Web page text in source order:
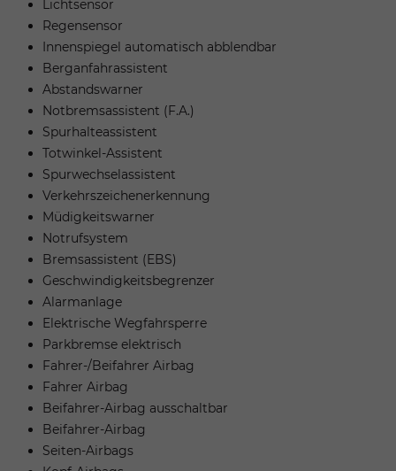
Lichtsensor
Regensensor
Innenspiegel automatisch abblendbar
Berganfahrassistent
Abstandswarner
Notbremsassistent (F.A.)
Spurhalteassistent
Totwinkel-Assistent
Spurwechselassistent
Verkehrszeichenerkennung
Müdigkeitswarner
Notrufsystem
Bremsassistent (EBS)
Geschwindigkeitsbegrenzer
Alarmanlage
Elektrische Wegfahrsperre
Parkbremse elektrisch
Fahrer-/Beifahrer Airbag
Fahrer Airbag
Beifahrer-Airbag ausschaltbar
Beifahrer-Airbag
Seiten-Airbags